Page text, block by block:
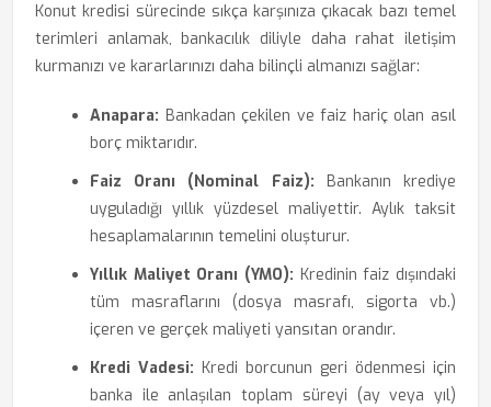
Konut kredisi sürecinde sıkça karşınıza çıkacak bazı temel
terimleri anlamak, bankacılık diliyle daha rahat iletişim
kurmanızı ve kararlarınızı daha bilinçli almanızı sağlar:
Anapara: Bankadan çekilen ve faiz hariç olan asıl
borç miktarıdır.
Faiz Oranı (Nominal Faiz): Bankanın krediye
uyguladığı yıllık yüzdesel maliyettir. Aylık taksit
hesaplamalarının temelini oluşturur.
Yıllık Maliyet Oranı (YMO): Kredinin faiz dışındaki
tüm masraflarını (dosya masrafı, sigorta vb.)
içeren ve gerçek maliyeti yansıtan orandır.
Kredi Vadesi: Kredi borcunun geri ödenmesi için
banka ile anlaşılan toplam süreyi (ay veya yıl)